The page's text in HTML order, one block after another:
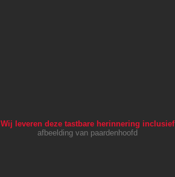
Wij leveren deze tastbare herinnering inclusief
afbeelding van paardenhoofd